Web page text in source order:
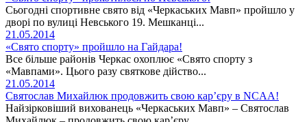
Сьогодні спортивне свято від «Черкаських Мавп» пройшло у
дворі по вулиці Невського 19. Мешканці...
21.05.2014
«Свято спорту» пройшло на Гайдара!
Все більше районів Черкас охоплює «Свято спорту з
«Мавпами». Цього разу святкове дійство...
21.05.2014
Святослав Михайлюк продовжить свою кар’єру в NCAA!
Найзірковіший вихованець «Черкаських Мавп» – Святослав